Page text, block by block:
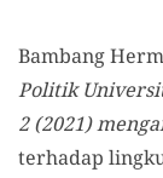
Bambang
Politik
2 (2021)
terhadap